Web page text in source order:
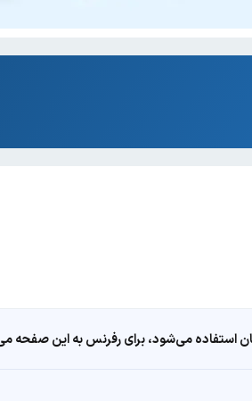
می‌شود، برای رفرنس به این صفحه